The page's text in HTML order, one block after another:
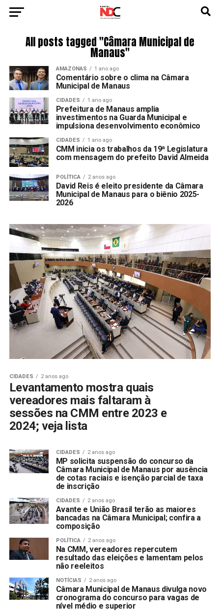
All posts tagged "Câmara Municipal de
Manaus"
AMAZONAS 1 ano ago
Comentário sobre o clima na Câmara
Municipal de Manaus
CIDADES 1 ano ago
Prefeitura de Manaus amplia
investimentos na Guarda Municipal e
impulsiona desenvolvimento econômico
CIDADES 1 ano ago
CMM inicia os trabalhos da 19ª Legislatura
com mensagem do prefeito David Almeida
POLÍTICA 2 anos ago
David Reis é eleito presidente da Câmara
Municipal de Manaus para o biênio 2025-
2026
CIDADES 2 anos ago
Levantamento mostra quais
vereadores mais faltaram à
sessões na CMM entre 2023 e
2024; veja lista
CIDADES 2 anos ago
MP solicita suspensão do concurso da
Câmara Municipal de Manaus por ausência
de cotas raciais e isenção parcial de taxa
de inscrição
CIDADES 2 anos ago
Avante e União Brasil terão as maiores
bancadas na Câmara Municipal; confira a
composição
POLÍTICA 2 anos ago
Na CMM, vereadores repercutem
resultado das eleições e lamentam pelos
não reeleitos
NOTÍCIAS 2 anos ago
Câmara Municipal de Manaus divulga novo
cronograma do concurso para vagas de
nível médio e superior